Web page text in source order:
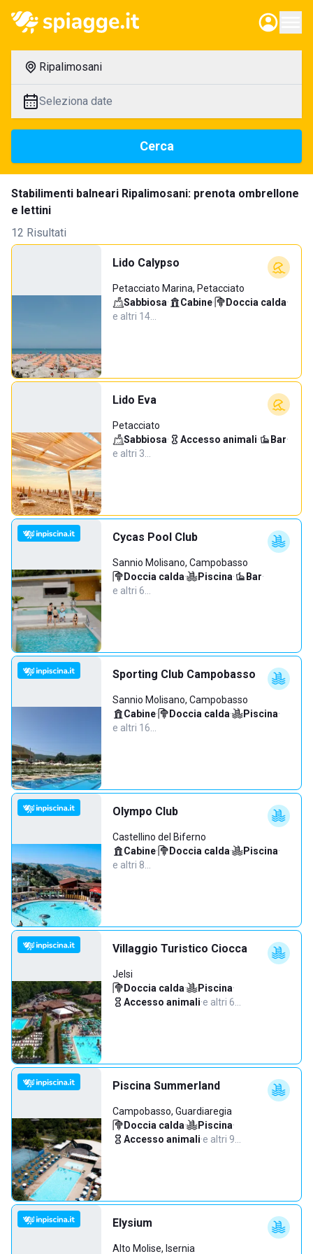
Ripalimosani
Seleziona date
Cerca
Stabilimenti balneari Ripalimosani: prenota ombrellone
e lettini
12 Risultati
Lido Calypso
Petacciato Marina, Petacciato
Sabbiosa· Cabine· Doccia calda·
e altri 14…
Lido Eva
Petacciato
Sabbiosa· Accesso animali· Bar·
e altri 3…
Cycas Pool Club
Sannio Molisano, Campobasso
Doccia calda· Piscina· Bar·
e altri 6…
Sporting Club Campobasso
Sannio Molisano, Campobasso
Cabine· Doccia calda· Piscina·
e altri 16…
Olympo Club
Castellino del Biferno
Cabine· Doccia calda· Piscina·
e altri 8…
Villaggio Turistico Ciocca
Jelsi
Doccia calda· Piscina·
Accesso animali·e altri 6…
Piscina Summerland
Campobasso, Guardiaregia
Doccia calda· Piscina·
Accesso animali·e altri 9…
Elysium
Alto Molise, Isernia